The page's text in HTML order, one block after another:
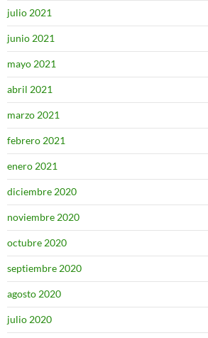
julio 2021
junio 2021
mayo 2021
abril 2021
marzo 2021
febrero 2021
enero 2021
diciembre 2020
noviembre 2020
octubre 2020
septiembre 2020
agosto 2020
julio 2020